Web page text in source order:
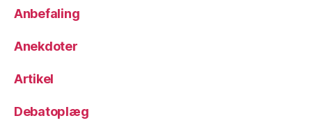
Anbefaling
Anekdoter
Artikel
Debatoplæg